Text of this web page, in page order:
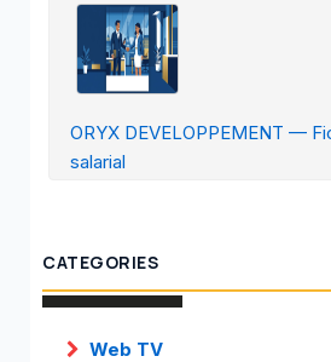
ORYX DEVELOPPEMENT —
salarial
CATEGORIES
Web TV